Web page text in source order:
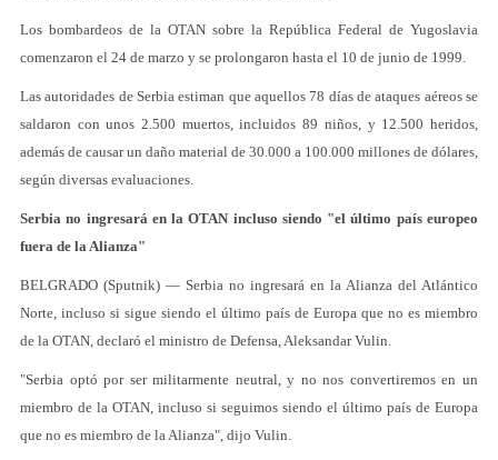
Los bombardeos de la OTAN sobre la República Federal de Yugoslavia
comenzaron el 24 de marzo y se prolongaron hasta el 10 de junio de 1999.
Las autoridades de Serbia estiman que aquellos 78 días de ataques aéreos se
saldaron con unos 2.500 muertos, incluidos 89 niños, y 12.500 heridos,
además de causar un daño material de 30.000 a 100.000 millones de dólares,
según diversas evaluaciones.
Serbia no ingresará en la OTAN incluso siendo "el último país europeo
fuera de la Alianza"
BELGRADO (Sputnik) — Serbia no ingresará en la Alianza del Atlántico
Norte, incluso si sigue siendo el último país de Europa que no es miembro
de la OTAN, declaró el ministro de Defensa, Aleksandar Vulin.
"Serbia optó por ser militarmente neutral, y no nos convertiremos en un
miembro de la OTAN, incluso si seguimos siendo el último país de Europa
que no es miembro de la Alianza", dijo Vulin.